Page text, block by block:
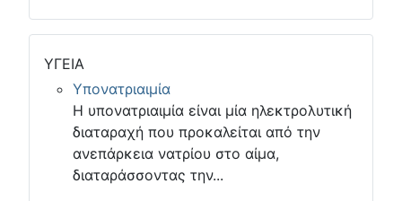
ΥΓΕΙΑ
Υπονατριαιμία
Η υπονατριαιμία είναι μία ηλεκτρολυτική
διαταραχή που προκαλείται από την
ανεπάρκεια νατρίου στο αίμα,
διαταράσσοντας την...